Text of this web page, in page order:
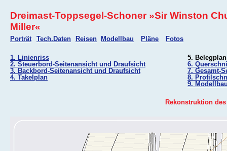
Dreimast-Toppsegel-Schoner »Sir Winston
Miller«
Porträt Tech.Daten Reisen Modellbau Pläne Fotos
1. Linienriss
2. Steuerbord-Seitenansicht und Draufsicht
3. Backbord-Seitenansicht und Draufsicht
4. Takelplan
5. Belegplan
6.
7. Gesamt-
8.
9.
Rekonstruktion